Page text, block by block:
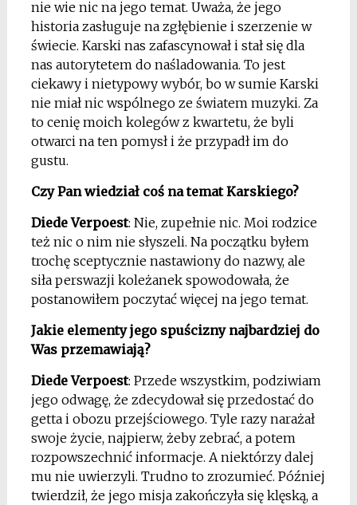
nie wie nic na jego temat. Uważa, że jego
historia zasługuje na zgłębienie i szerzenie w
świecie. Karski nas zafascynował i stał się dla
nas autorytetem do naśladowania. To jest
ciekawy i nietypowy wybór, bo w sumie Karski
nie miał nic wspólnego ze światem muzyki. Za
to cenię moich kolegów z kwartetu, że byli
otwarci na ten pomysł i że przypadł im do
gustu.
Czy Pan wiedział coś na temat Karskiego?
Diede Verpoest: Nie, zupełnie nic. Moi rodzice
też nic o nim nie słyszeli. Na początku byłem
trochę sceptycznie nastawiony do nazwy, ale
siła perswazji koleżanek spowodowała, że
postanowiłem poczytać więcej na jego temat.
Jakie elementy jego spuścizny najbardziej do
Was przemawiają?
Diede Verpoest: Przede wszystkim, podziwiam
jego odwagę, że zdecydował się przedostać do
getta i obozu przejściowego. Tyle razy narażał
swoje życie, najpierw, żeby zebrać, a potem
rozpowszechnić informacje. A niektórzy dalej
mu nie uwierzyli. Trudno to zrozumieć. Później
twierdził, że jego misja zakończyła się klęską, a